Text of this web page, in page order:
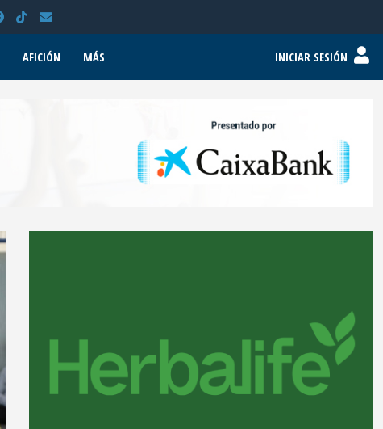
INICIAR SESIÓN
AFICIÓN MÁS